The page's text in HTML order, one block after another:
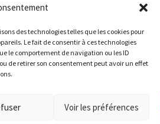
des technologies telles que les cookies pour
Le fait de consentir à ces technologies
le comportement de navigation ou les ID
de retirer son consentement peut avoir un effet
Voir les préférences
Le magasin de Lyon sera fermé